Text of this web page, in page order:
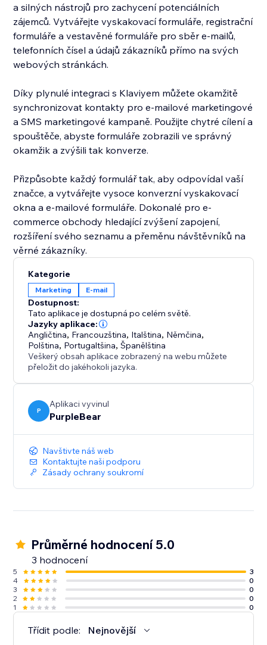
a silných nástrojů pro zachycení potenciálních
zájemců. Vytvářejte vyskakovací formuláře, registrační
formuláře a vestavěné formuláře pro sběr e-mailů,
telefonních čísel a údajů zákazníků přímo na svých
webových stránkách.
Díky plynulé integraci s Klaviyem můžete okamžitě
synchronizovat kontakty pro e-mailové marketingové
a SMS marketingové kampaně. Použijte chytré cílení a
spouštěče, abyste formuláře zobrazili ve správný
okamžik a zvýšili tak konverze.
Přizpůsobte každý formulář tak, aby odpovídal vaší
značce, a vytvářejte vysoce konverzní vyskakovací
okna a e-mailové formuláře. Dokonalé pro e-
commerce obchody hledající zvýšení zapojení,
rozšíření svého seznamu a přeměnu návštěvníků na
věrné zákazníky.
Kategorie
Marketing E‑mail
Dostupnost:
Tato aplikace je dostupná po celém světě.
Jazyky aplikace:
Angličtina, Francouzština, Italština, Němčina,
Polština, Portugaltšina,Španělština
Veškerý obsah aplikace zobrazený na webu můžete
přeložit do jakéhokoli jazyka.
P
Aplikaci vyvinul
PurpleBear
Navštivte náš web
Kontaktujte naši podporu
Zásady ochrany soukromí
Průměrné hodnocení 5.0
3 hodnocení
5
3
4
0
3
0
2
0
1
0
Třídit podle: Nejnovější